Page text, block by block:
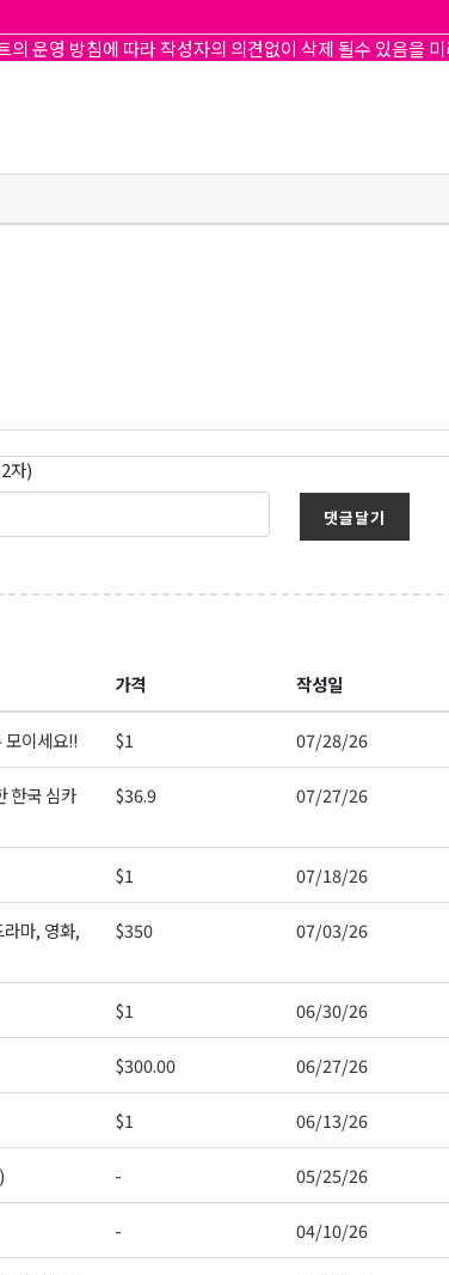
운영 방침에 따라 작성자의 의견없이 삭제 될수 있음을
자)
댓글달기
가격 작성일
모이세요!! $1 07/28/26
한국 심카
$36.9 07/27/26
$1 07/18/26
마, 영화,
$350 07/03/26
$1 06/30/26
$300.00 06/27/26
$1 06/13/26
- 05/25/26
- 04/10/26
consent to receive emails at any time
are serviced by Constant Contact.
기!